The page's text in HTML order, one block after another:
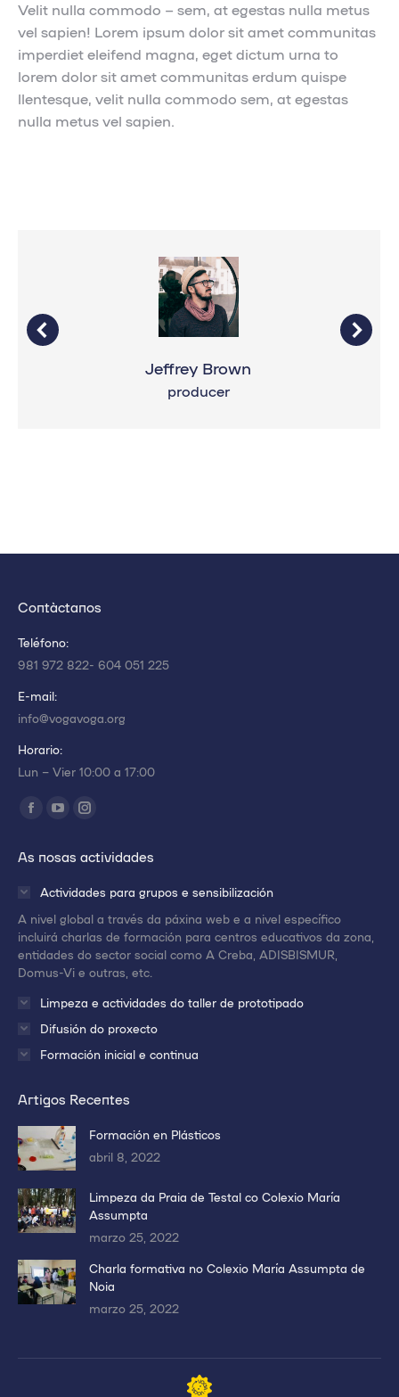
Velit nulla commodo – sem, at egestas nulla metus
vel sapien! Lorem ipsum dolor sit amet communitas
imperdiet eleifend magna, eget dictum urna to
lorem dolor sit amet communitas erdum quispe
llentesque, velit nulla commodo sem, at egestas
nulla metus vel sapien.
Jeffrey Brown
producer
Contáctanos
Teléfono:
981 972 822- 604 051 225
E-mail:
info@vogavoga.org
Horario:
Lun – Vier 10:00 a 17:00
Encuéntranos en:
Abrir
en
una
ventana/pestaña
Abrir
en
una
ventana/pestaña
Abrir
en
una
ventana/pestaña
As nosas actividades
Actividades para grupos e sensibilización
A nivel global a través da páxina web e a nivel específico
incluirá charlas de formación para centros educativos da zona,
entidades do sector social como A Creba, ADISBISMUR,
Domus-Vi e outras, etc.
Limpeza e actividades do taller de prototipado
Difusión do proxecto
Formación inicial e continua
Artigos Recentes
Formación en Plásticos
abril 8, 2022
Limpeza da Praia de Testal co Colexio María
Assumpta
marzo 25, 2022
Charla formativa no Colexio María Assumpta de
Noia
marzo 25, 2022